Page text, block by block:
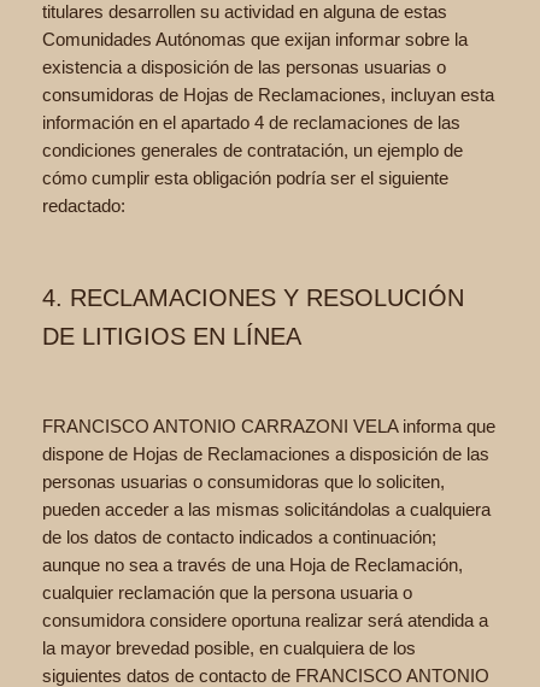
titulares desarrollen su actividad en alguna de estas
Comunidades Autónomas que exijan informar sobre la
existencia a disposición de las personas usuarias o
consumidoras de Hojas de Reclamaciones, incluyan esta
información en el apartado 4 de reclamaciones de las
condiciones generales de contratación, un ejemplo de
cómo cumplir esta obligación podría ser el siguiente
redactado:
4. RECLAMACIONES Y RESOLUCIÓN
DE LITIGIOS EN LÍNEA
FRANCISCO ANTONIO CARRAZONI VELA informa que
dispone de Hojas de Reclamaciones a disposición de las
personas usuarias o consumidoras que lo soliciten,
pueden acceder a las mismas solicitándolas a cualquiera
de los datos de contacto indicados a continuación;
aunque no sea a través de una Hoja de Reclamación,
cualquier reclamación que la persona usuaria o
consumidora considere oportuna realizar será atendida a
la mayor brevedad posible, en cualquiera de los
siguientes datos de contacto de FRANCISCO ANTONIO